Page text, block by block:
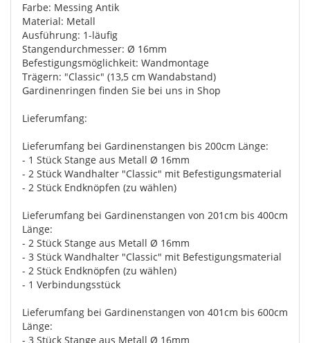
Farbe: Messing Antik
Material: Metall
Ausführung: 1-läufig
Stangendurchmesser: Ø 16mm
Befestigungsmöglichkeit: Wandmontage
Trägern: "Classic" (13,5 cm Wandabstand)
Gardinenringen finden Sie bei uns in Shop
Lieferumfang:
Lieferumfang bei Gardinenstangen bis 200cm Länge:
- 1 Stück Stange aus Metall Ø 16mm
- 2 Stück Wandhalter "Classic" mit Befestigungsmaterial
- 2 Stück Endknöpfen (zu wählen)
Lieferumfang bei Gardinenstangen von 201cm bis 400cm
Länge:
- 2 Stück Stange aus Metall Ø 16mm
- 3 Stück Wandhalter "Classic" mit Befestigungsmaterial
- 2 Stück Endknöpfen (zu wählen)
- 1 Verbindungsstück
Lieferumfang bei Gardinenstangen von 401cm bis 600cm
Länge:
- 3 Stück Stange aus Metall Ø 16mm